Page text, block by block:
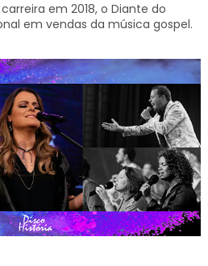
em 2018, o Diante do
em vendas da música gospel.